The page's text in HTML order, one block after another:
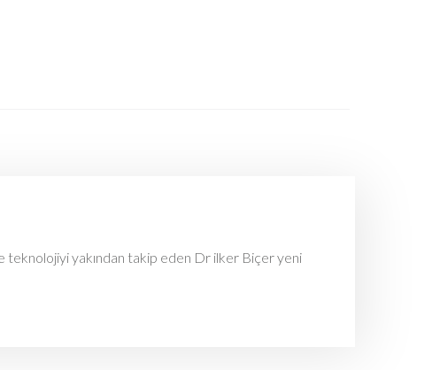
teknolojiyi yakından takip eden Dr ilker Biçer yeni